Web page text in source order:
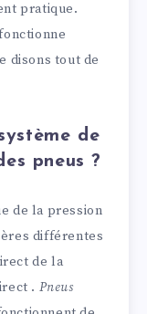
pratique.
disons tout de
de
pneus ?
de la pression
différentes
de la
. Pneus